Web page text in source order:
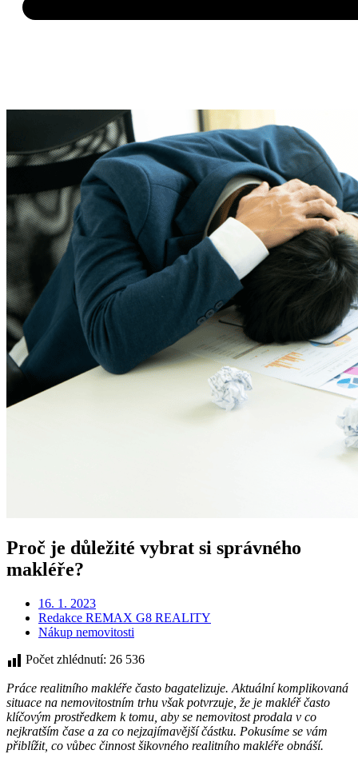
Proč je důležité vybrat si správného
makléře?
16. 1. 2023
Redakce REMAX G8 REALITY
Nákup nemovitosti
Počet zhlédnutí: 26 536
Práce realitního makléře často bagatelizuje. Aktuální komplikovaná
situace na nemovitostním trhu však potvrzuje, že je makléř často
klíčovým prostředkem k tomu, aby se nemovitost prodala v co
nejkratším čase a za co nejzajímavější částku. Pokusíme se vám
přiblížit, co vůbec činnost šikovného realitního makléře obnáší.